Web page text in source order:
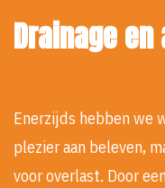
Drainage
Enerzijds hebben we
plezier aan beleven,
voor overlast. Door